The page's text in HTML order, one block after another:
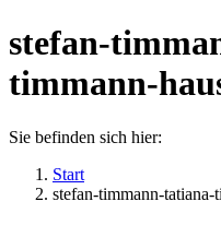
stefan-
timmann-
Sie befinden sich hier:
Start
stefan-timmann-tatiana-